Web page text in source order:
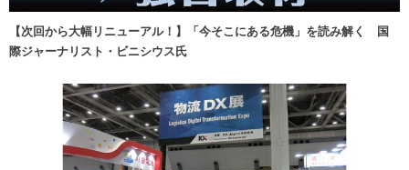
【次回から大幅リニューアル！】「今そこにある危機」を読み解く 国
際ジャーナリスト・ビニシウス氏